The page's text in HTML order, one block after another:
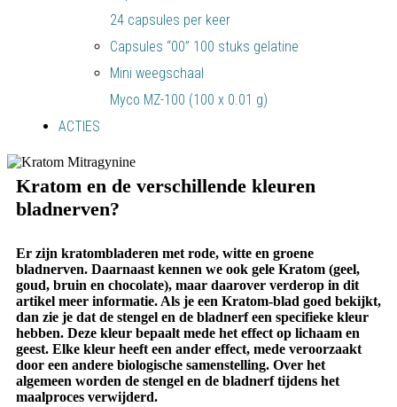
24 capsules per keer
Capsules “00” 100 stuks gelatine
Mini weegschaal
Myco MZ-100 (100 x 0.01 g)
ACTIES
Kratom en de verschillende kleuren
bladnerven?
Er zijn kratombladeren met rode, witte en groene
bladnerven. Daarnaast kennen we ook gele Kratom (geel,
goud, bruin en chocolate), maar daarover verderop in dit
artikel meer informatie. Als je een Kratom-blad goed bekijkt,
dan zie je dat de stengel en de bladnerf een specifieke kleur
hebben. Deze kleur bepaalt mede het effect op lichaam en
geest. Elke kleur heeft een ander effect, mede veroorzaakt
door een andere biologische samenstelling. Over het
algemeen worden de stengel en de bladnerf tijdens het
maalproces verwijderd.